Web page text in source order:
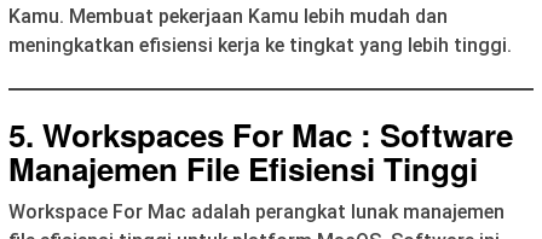
Kamu. Membuat pekerjaan Kamu lebih mudah dan
meningkatkan efisiensi kerja ke tingkat yang lebih tinggi.
5. Workspaces For Mac : Software
Manajemen File Efisiensi Tinggi
Workspace For Mac adalah perangkat lunak manajemen